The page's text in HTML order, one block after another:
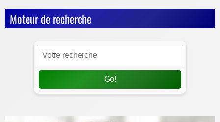
Moteur de recherche
Go!